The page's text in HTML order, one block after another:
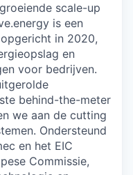
scale-up
is een
in 2020,
en
voor bedrijven.
behind-the-meter
we aan de cutting
Ondersteund
en het EIC
Commissie,